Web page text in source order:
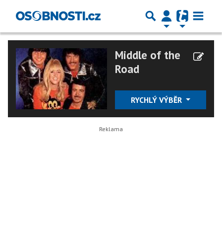
Middle of the
Road
RYCHLÝ VÝBĚR